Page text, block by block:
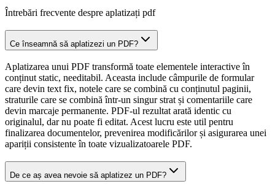
Întrebări frecvente despre aplatizați pdf
Ce înseamnă să aplatizezi un PDF?
Aplatizarea unui PDF transformă toate elementele interactive în
conținut static, needitabil. Aceasta include câmpurile de formular
care devin text fix, notele care se combină cu conținutul paginii,
straturile care se combină într-un singur strat și comentariile care
devin marcaje permanente. PDF-ul rezultat arată identic cu
originalul, dar nu poate fi editat. Acest lucru este util pentru
finalizarea documentelor, prevenirea modificărilor și asigurarea unei
apariții consistente în toate vizualizatoarele PDF.
De ce aș avea nevoie să aplatizez un PDF?